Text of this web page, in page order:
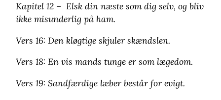
Kapitel 12 – Elsk din næste som dig selv, og bliv
ikke misunderlig på ham.
Vers 16: Den kløgtige skjuler skændslen.
Vers 18: En vis mands tunge er som lægedom.
Vers 19: Sandfærdige læber består for evigt.